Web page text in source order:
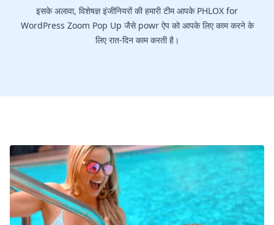
इसके अलावा, विशेषज्ञ इंजीनियरों की हमारी टीम आपके PHLOX for
WordPress Zoom Pop Up जैसे powr ऐप को आपके लिए काम करने के
लिए रात-दिन काम करती है।